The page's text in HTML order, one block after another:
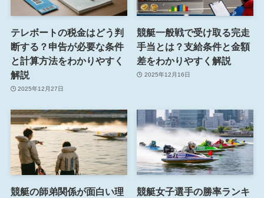
テレボートの税金はどう判
断する？申告が必要な条件
と計算方法をわかりやすく
解説
2025年12月27日
競艇一般戦で受け取る完走
手当とは？支給条件と金額
差をわかりやすく解説
2025年12月16日
競艇の師弟関係が面白い理
競艇女子選手の勝率ランキ